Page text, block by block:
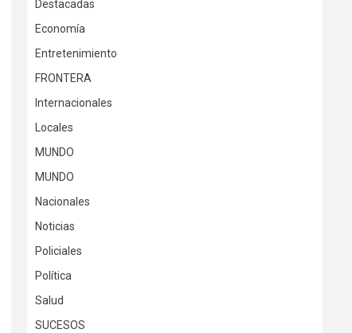
Destacadas
Economía
Entretenimiento
FRONTERA
Internacionales
Locales
MUNDO
MUNDO
Nacionales
Noticias
Policiales
Política
Salud
SUCESOS